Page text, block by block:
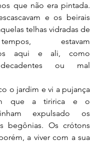
que não era pintada.
e os beirais
telhas vidradas de
estavam
aqui e ali, como
ou mal
o jardim e vi a pujança
que a tiririca e o
expulsado os
begônias. Os crótons
a viver com a sua